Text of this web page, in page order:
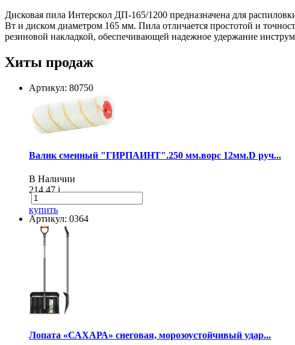
Дисковая пила Интерскол ДП-165/1200 предназначена для
Вт и диском диаметром 165 мм. Пила отличается простотой и
резиновой накладкой, обеспечивающей надежное удержание
Хиты продаж
Артикул: 80750
Валик сменный "ГИРПАИНТ".250 мм.ворс 12мм.D руч...
В Наличии
214.47i
купить
Артикул: 0364
Лопата «САХАРА» снеговая, морозоустойчивый удар...